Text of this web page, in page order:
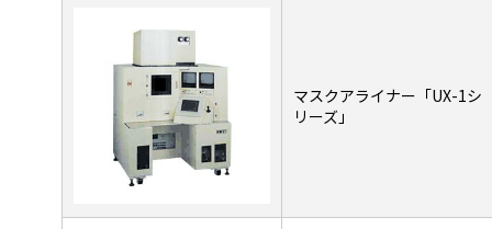
マスクアライナー「UX-1シ
リーズ」